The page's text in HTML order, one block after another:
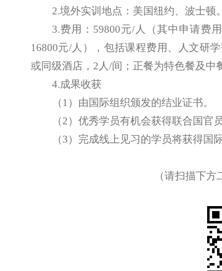
2.境外实训地点：美国纽约、波士顿
3.费用： 59800元/人（其中申请费
16800元/人），包括课程费用、人文研
或同级酒店， 2人/间；正餐为特色餐及中
4.成果收获
（ 1 ）由国际组织颁发的结业证书。
（2）优秀学员有机会获得联合国官
（3）完成线上见习的学员将获得国
（请扫描下